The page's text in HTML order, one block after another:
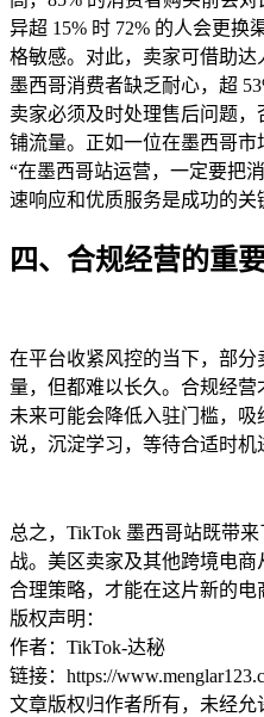
异超 15% 时 72% 的人会更换
格敏感。对此，卖家可借助达
墨西哥消费者缺乏耐心，超
卖家必须及时处理售后问题
铺流量。正如一位在墨西哥市
“在墨西哥站运营，一定要把
速响应和优质服务是成功的关
四、合规经营的重
在平台收紧风控的当下，部分
量，但都难以长久。合规经营
未来可能会降低入驻门槛，
说，沉淀学习，等待合适时机
总之，TikTok 墨西哥站既带
战。美区卖家及其他跨境电
合理策略，才能在这片新的电
版权声明：
作者：TikTok-达秘
链接：https://
文章版权归作者所有，未经允